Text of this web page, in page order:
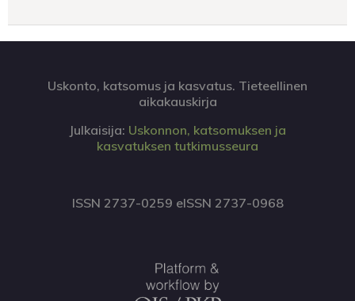
Uskonto, katsomus ja kasvatus. Tieteellinen
aikakauskirja
Julkaisija: Uskonnon, katsomuksen ja
kasvatuksen tutkimusseura
ISSN 2737-0259 eISSN 2737-0968